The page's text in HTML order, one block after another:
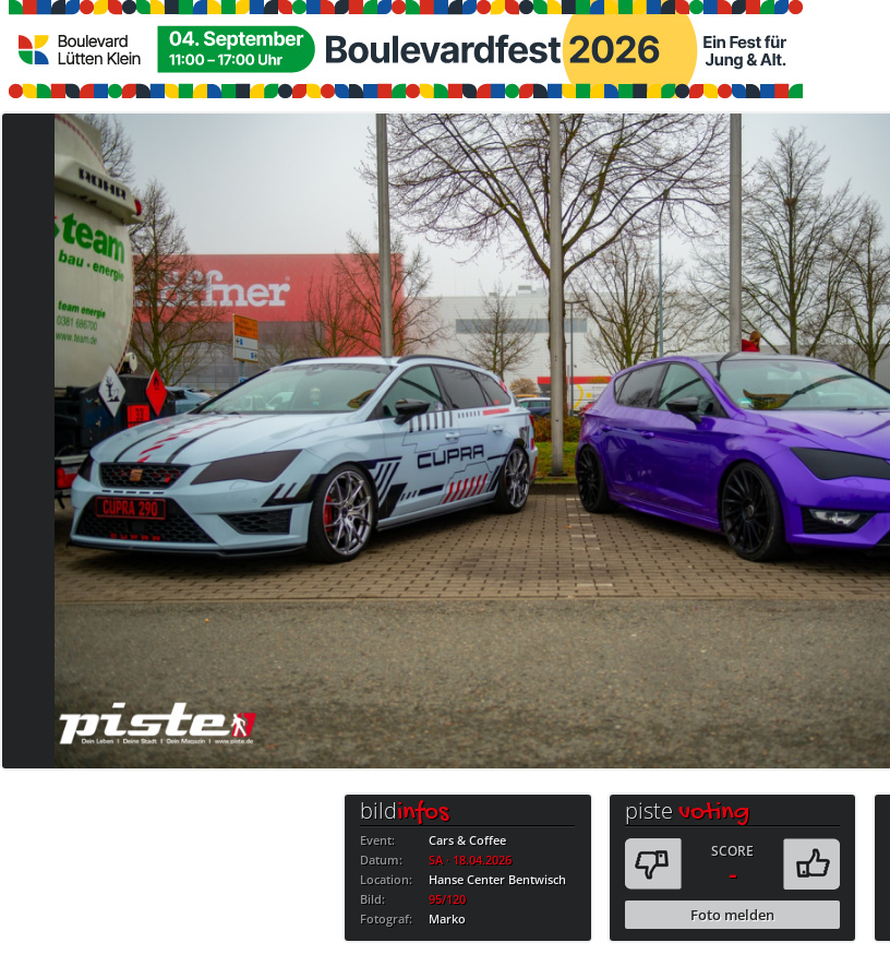
bildinfos
Event:
Cars & Coffee
Datum:
SA · 18.04.2026
Location:
Hanse Center Bentwisch
Bild:
95/120
Fotograf:
Marko
pistevoting
SCORE
-
Foto melden